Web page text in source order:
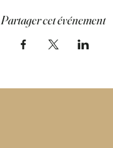
Partager cet événement